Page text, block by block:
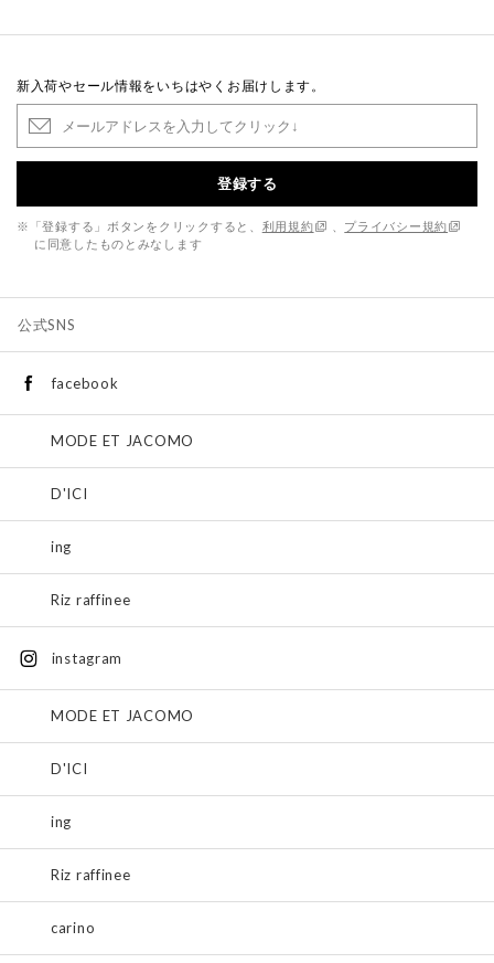
新入荷やセール情報をいちはやくお届けします。
登録する
※「登録する」ボタンをクリックすると、 利用規約
プライバシー規約
に同意したものとみなします
公式SNS
facebook
MODE ET JACOMO
D'ICI
ing
Riz raffinee
instagram
MODE ET JACOMO
D'ICI
ing
Riz raffinee
carino